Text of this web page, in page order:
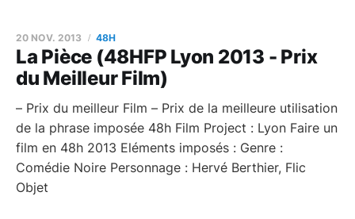
La Pièce (48HFP Lyon 2013 - Prix
du Meilleur Film)
20 NOV. 2013 48H
– Prix du meilleur Film – Prix de la meilleure utilisation
de la phrase imposée 48h Film Project : Lyon Faire un
film en 48h 2013 Eléments imposés : Genre :
Comédie Noire Personnage : Hervé Berthier, Flic
Objet